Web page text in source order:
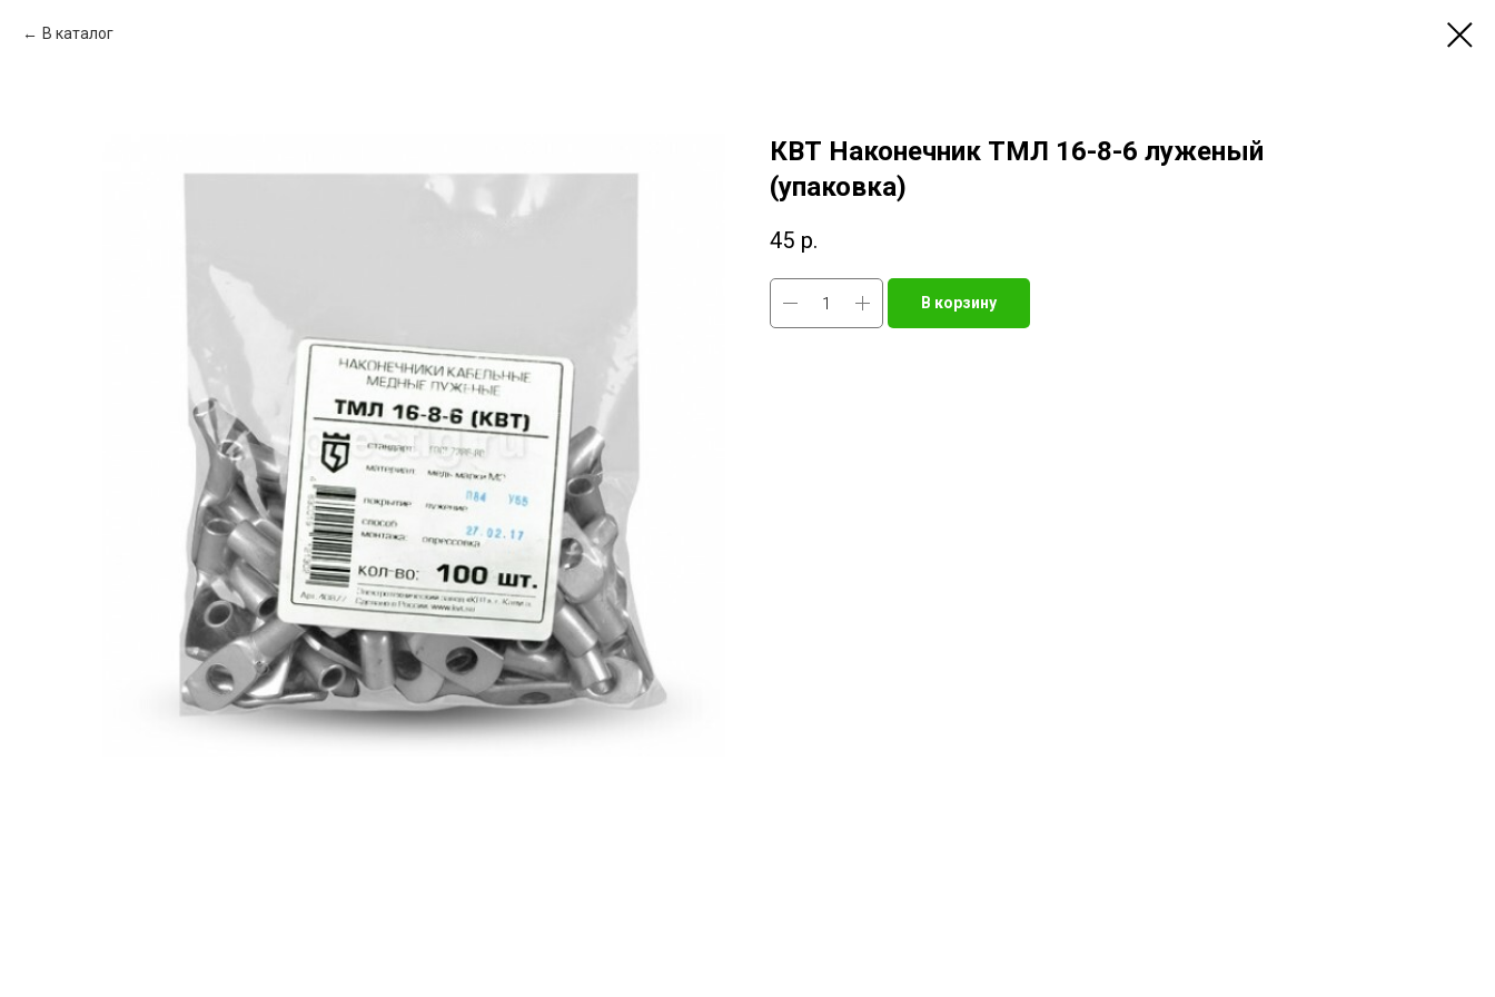
В каталог
КВТ Наконечник ТМЛ 16-8-6 луженый
(упаковка)
45 р.
В корзину